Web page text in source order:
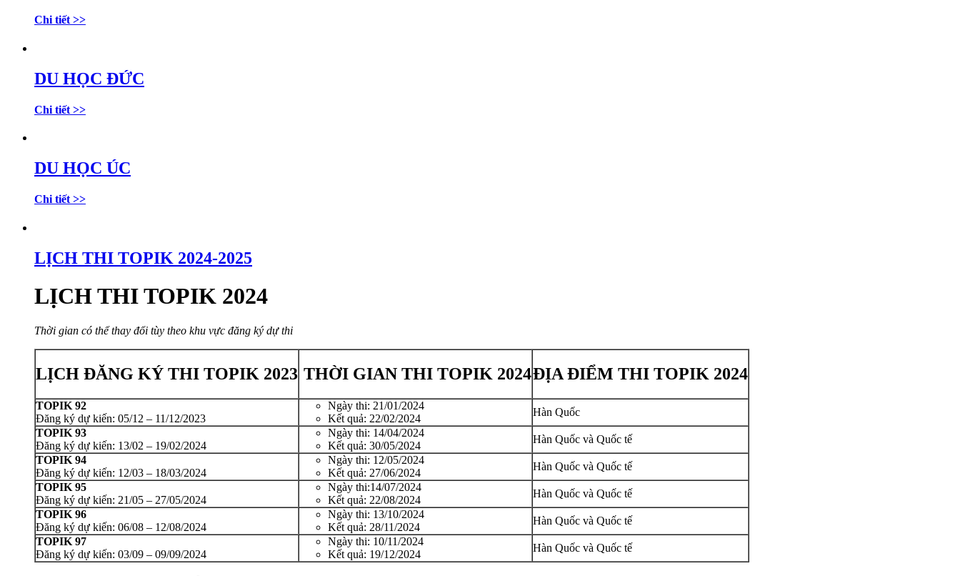
Chi tiết >>
DU HỌC ĐỨC
Chi tiết >>
DU HỌC ÚC
Chi tiết >>
LỊCH THI TOPIK 2024-2025
LỊCH THI TOPIK 2024
Thời gian có thể thay đổi tùy theo khu vực đăng ký dự thi
LỊCH ĐĂNG KÝ THI TOPIK 2023 THỜI GIAN THI TOPIK 2024ĐỊA ĐIỂM THI TOPIK 2024
TOPIK 92
Đăng ký dự kiến: 05/12 – 11/12/2023
Ngày thi: 21/01/2024
Kết quả: 22/02/2024
Hàn Quốc
TOPIK 93
Đăng ký dự kiến: 13/02 – 19/02/2024
Ngày thi: 14/04/2024
Kết quả: 30/05/2024
Hàn Quốc và Quốc tế
TOPIK 94
Đăng ký dự kiến: 12/03 – 18/03/2024
Ngày thi: 12/05/2024
Kết quả: 27/06/2024
Hàn Quốc và Quốc tế
TOPIK 95
Đăng ký dự kiến: 21/05 – 27/05/2024
Ngày thi:14/07/2024
Kết quả: 22/08/2024
Hàn Quốc và Quốc tế
TOPIK 96
Đăng ký dự kiến: 06/08 – 12/08/2024
Ngày thi: 13/10/2024
Kết quả: 28/11/2024
Hàn Quốc và Quốc tế
TOPIK 97
Đăng ký dự kiến: 03/09 – 09/09/2024
Ngày thi: 10/11/2024
Kết quả: 19/12/2024
Hàn Quốc và Quốc tế